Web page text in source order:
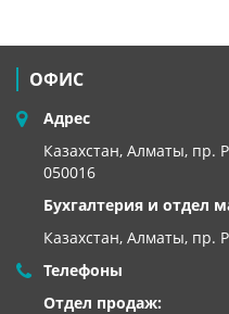
ОФИС
Адрес
Казахстан, Алматы, пр.
050016
Бухгалтерия и отдел
Казахстан, Алматы, пр.
Телефоны
Отдел продаж: